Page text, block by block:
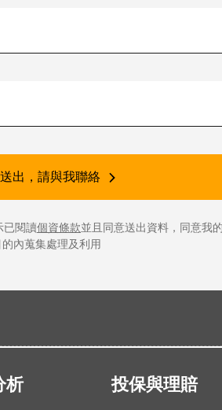
出，請與我聯絡
已閱讀個資條款並且同意送出資料，同意我
內蒐集處理及利用
析 投保與理賠